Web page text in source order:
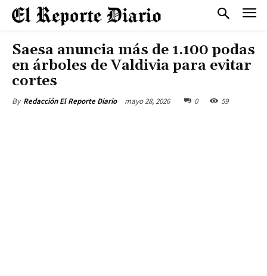
Saesa anuncia más de 1.100 podas
en árboles de Valdivia para evitar
cortes
By Redacción El Reporte Diario mayo 28, 2026 0 59